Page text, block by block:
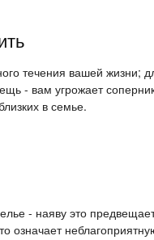
течения вашей жизни;
- вам угрожает
в семье.
- наяву это
означает